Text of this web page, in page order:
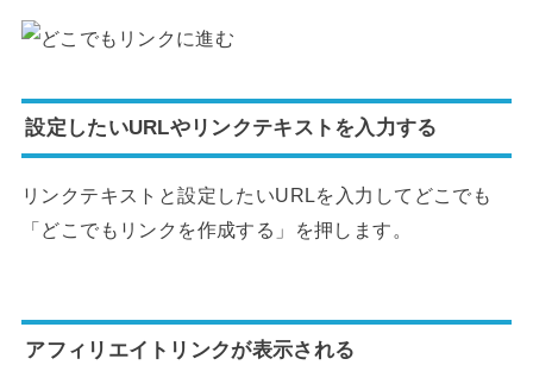
設定したいURLやリンクテキストを入力する
リンクテキストと設定したいURLを入力してどこでも
「どこでもリンクを作成する」を押します。
アフィリエイトリンクが表示される